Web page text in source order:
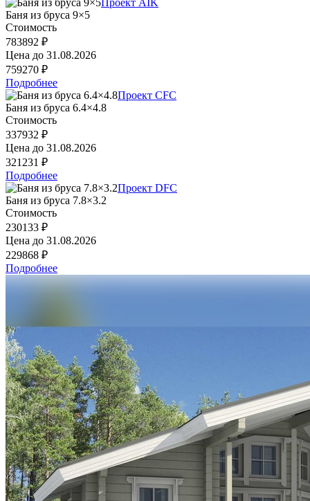
Баня из бруса 9×5
Стоимость
783892 ₽
Цена до 31.08.2026
759270 ₽
Подробнее
Проект CFC
Баня из бруса 6.4×4.8
Стоимость
337932 ₽
Цена до 31.08.2026
321231 ₽
Подробнее
Проект DFC
Баня из бруса 7.8×3.2
Стоимость
230133 ₽
Цена до 31.08.2026
229868 ₽
Подробнее